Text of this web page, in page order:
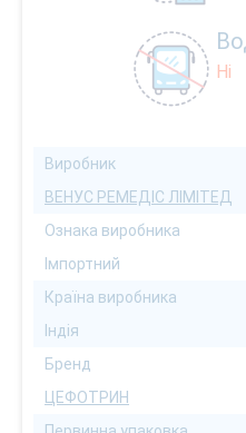
Ні
Виробник
ВЕНУС РЕМЕДІС ЛІМІТЕД
Ознака виробника
Імпортний
Країна виробника
Індія
Бренд
ЦЕФОТРИН